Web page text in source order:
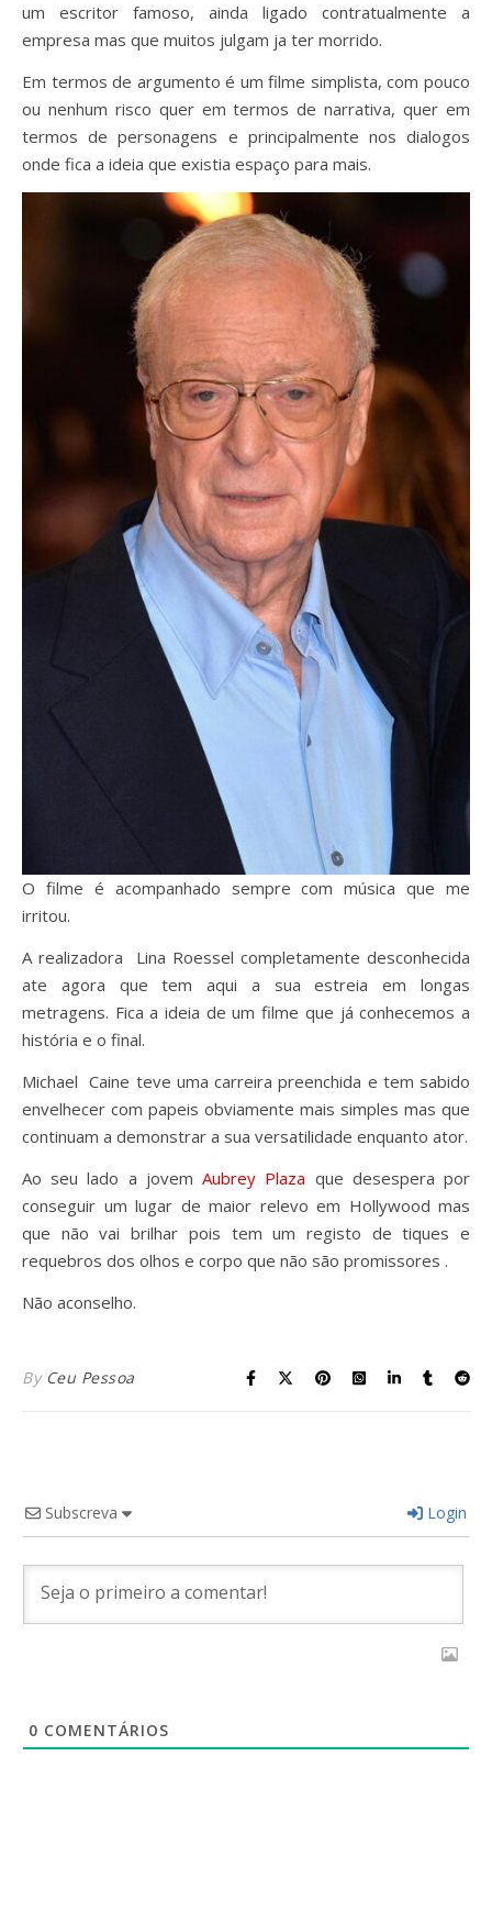
um escritor famoso, ainda ligado contratualmente a
empresa mas que muitos julgam ja ter morrido.
Em termos de argumento é um filme simplista, com pouco
ou nenhum risco quer em termos de narrativa, quer em
termos de personagens e principalmente nos dialogos
onde fica a ideia que existia espaço para mais.
O filme é acompanhado sempre com música que me
irritou.
A realizadora Lina Roessel completamente desconhecida
ate agora que tem aqui a sua estreia em longas
metragens. Fica a ideia de um filme que já conhecemos a
história e o final.
Michael Caine teve uma carreira preenchida e tem sabido
envelhecer com papeis obviamente mais simples mas que
continuam a demonstrar a sua versatilidade enquanto ator.
Ao seu lado a jovemAubrey Plaza que desespera por
conseguir um lugar de maior relevo em Hollywood mas
que não vai brilhar pois tem um registo de tiques e
requebros dos olhos e corpo que não são promissores .
Não aconselho.
By Ceu Pessoa
Subscreva Login
0 COMENTÁRIOS